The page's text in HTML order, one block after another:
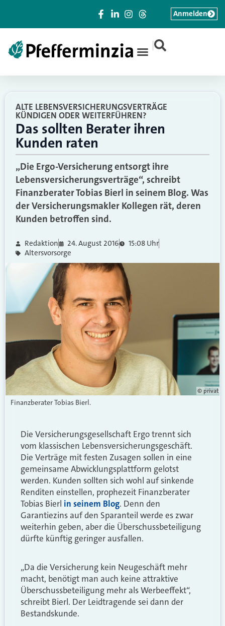
|
Anmelden
ALTE LEBENSVERSICHERUNGSVERTRÄGE
KÜNDIGEN ODER WEITERFÜHREN?
Das sollten Berater ihren
Kunden raten
„Die Ergo-Versicherung entsorgt ihre
Lebensversicherungsverträge“, schreibt
Finanzberater Tobias Bierl in seinem Blog. Was
der Versicherungsmakler Kollegen rät, deren
Kunden betroffen sind.
Redaktion 24. August 2016
15:08 Uhr
Altersvorsorge
© privat
Finanzberater Tobias Bierl.
Die Versicherungsgesellschaft Ergo trennt sich
vom klassischen Lebensversicherungsgeschäft.
Die Verträge mit festen Zusagen sollen in eine
gemeinsame Abwicklungsplattform gelotst
werden. Kunden sollten sich wohl auf sinkende
Renditen einstellen, prophezeit Finanzberater
Tobias Bierl in seinem Blog. Denn den
Garantiezins auf den Sparanteil werde es zwar
weiterhin geben, aber die Überschussbeteiligung
dürfte künftig geringer ausfallen.
„Da die Versicherung kein Neugeschäft mehr
macht, benötigt man auch keine attraktive
Überschussbeteiligung mehr als Werbeeffekt“,
schreibt Bierl. Der Leidtragende sei dann der
Bestandskunde.